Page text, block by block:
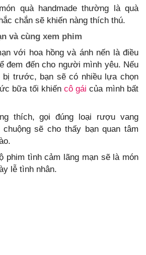
quà handmade thường là quà
chắn sẽ khiến nàng thích thú.
và cùng xem phim
với hoa hồng và ánh nến là điều
đem đến cho người mình yêu. Nếu
bị trước, bạn sẽ có nhiều lựa chọn
bữa tối khiếncô gái của mình bất
thích, gọi đúng loại rượu vang
sẽ cho thấy bạn quan tâm
phim tình cảm lãng mạn sẽ là món
lễ tình nhân.